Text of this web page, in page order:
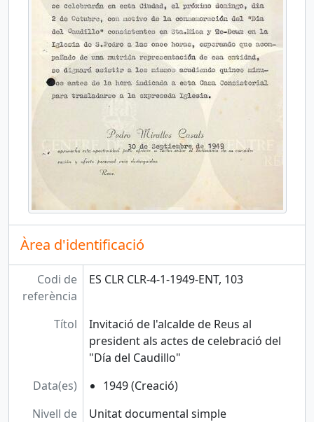
Àrea d'identificació
Codi de
referència
ES CLR CLR-4-1-1949-ENT, 103
Títol
Invitació de l'alcalde de Reus al
president als actes de celebració del
"Día del Caudillo"
Data(es)
1949 (Creació)
Nivell de
Unitat documental simple